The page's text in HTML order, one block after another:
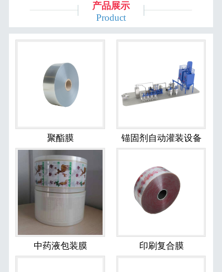
产品展示
Product
聚酯膜 锚固剂自动灌装设备
中药液包装膜 印刷复合膜